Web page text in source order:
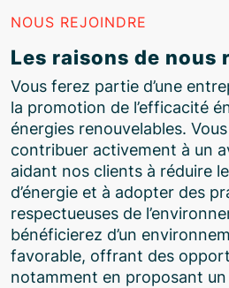
NOUS REJOINDRE
Les raisons de nous
Vous ferez partie d’une
la promotion de l’efficacité
énergies renouvelables.
contribuer activement à un
aidant nos clients à réduire
d’énergie et à adopter des
respectueuses de
bénéficierez d’un
favorable, offrant des
notamment en proposant